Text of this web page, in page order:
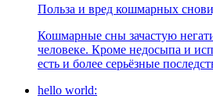
Польза и вред кошмарных
Кошмарные сны зачастую
человеке. Кроме недосыпа и
есть и более серьёзные
hello world: